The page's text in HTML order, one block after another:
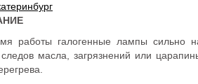
работы галогенные лампы сильно
масла, загрязнений или